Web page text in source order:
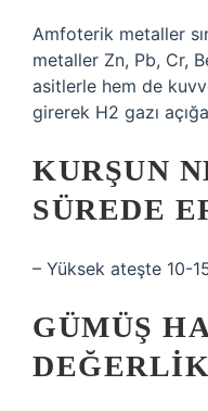
Amfoterik metaller
metaller Zn, Pb, Cr,
asitlerle hem de
girerek H2 gazı
KURŞUN
SÜREDE
– Yüksek ateşte 10-
GÜMÜŞ